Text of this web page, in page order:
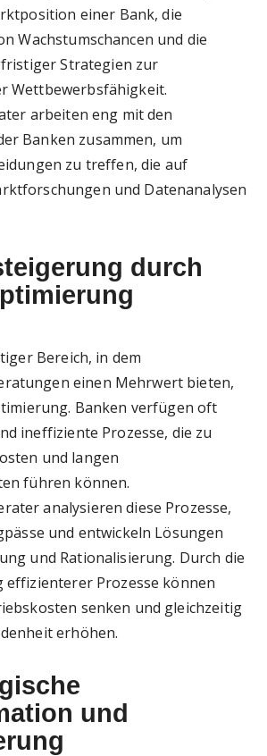
einer Bank, die
Wachstumschancen und die
Strategien zur
Wettbewerbsfähigkeit.
arbeiten eng mit den
Banken zusammen, um
zu treffen, die auf
und Datenanalysen
durch
Bereich, in dem
einen Mehrwert bieten,
Banken verfügen oft
ineffiziente Prozesse, die zu
und langen
führen können.
analysieren diese Prozesse,
und entwickeln Lösungen
und Rationalisierung. Durch die
effizienterer Prozesse können
senken und gleichzeitig
erhöhen.
und